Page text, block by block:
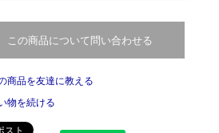
この商品について問い合わせる
商品を友達に教える
物を続ける